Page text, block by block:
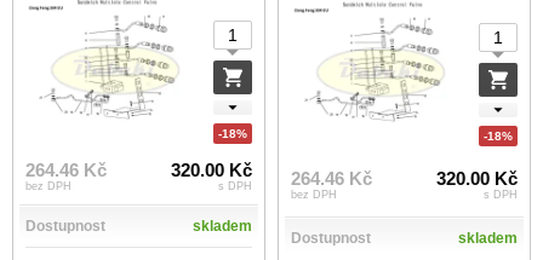
-18%
264.46 Kč
bez DPH
320.00 Kč
s DPH
Dostupnost skladem
-18%
264.46 Kč
bez DPH
320.00 Kč
s DPH
Dostupnost skladem